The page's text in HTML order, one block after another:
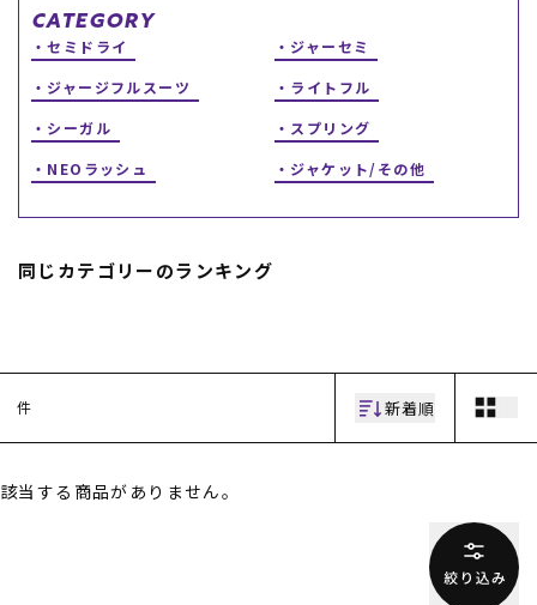
中古/アウトレット サー
中古/アウトレット スノ
ー
よくある質問
店舗一覧
お問い合わせ
ニュース
ムラサキスポーツ 公式アプリ
CATEGORY
セミドライ
ジャーセミ
ジャージフルスーツ
ライトフル
シーガル
スプリング
NEOラッシュ
ジャケット/その他
同じカテゴリーのランキング
件 新着順
該当する商品がありません。